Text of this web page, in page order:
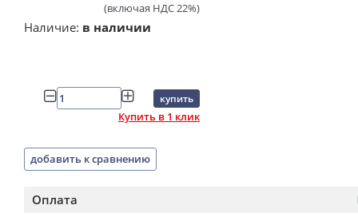
(включая НДС 22%)
Наличие: в наличии
купить
Купить в 1 клик
добавить к сравнению
Оплата